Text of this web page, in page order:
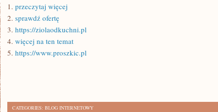
1. przeczytaj więcej
2. sprawdź ofertę
3. https://ziolaodkuchni.pl
4. więcej na ten temat
5. https://www.proszkic.pl
CATEGORIES: BLOG INTERNETOWY